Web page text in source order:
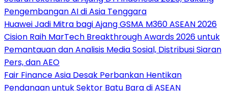
Pengembangan AI di Asia Tenggara
Huawei Jadi Mitra bagi Ajang GSMA M360 ASEAN 2026
Cision Raih MarTech Breakthrough Awards 2026 untuk
Pemantauan dan Analisis Media Sosial, Distribusi Siaran
Pers, dan AEO
Fair Finance Asia Desak Perbankan Hentikan
Pendanaan untuk Sektor Batu Bara di ASEAN